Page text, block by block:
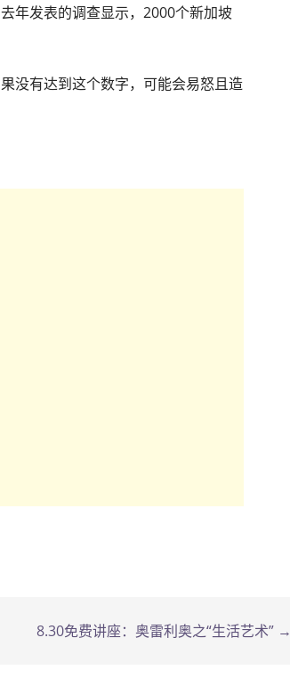
年发表的调查显示，2000个新加坡
没有达到这个数字，可能会易怒且造
8.30免费讲座：奥雷利奥之“生活艺术” →